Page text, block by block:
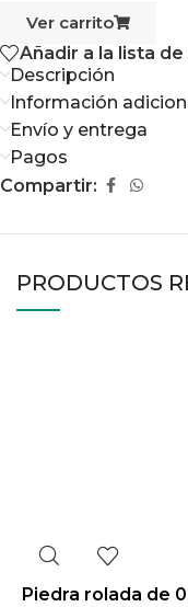
Ver carrito
Añadir a la lista
Descripción
Información
Envío y entrega
Pagos
Compartir:
PRODUCTOS
Piedra rolada de